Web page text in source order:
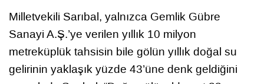
Milletvekili Sarıbal, yalnızca Gemlik Gübre
Sanayi A.Ş.’ye verilen yıllık 10 milyon
metreküplük tahsisin bile gölün yıllık doğal su
gelirinin yaklaşık yüzde 43’üne denk geldiğini